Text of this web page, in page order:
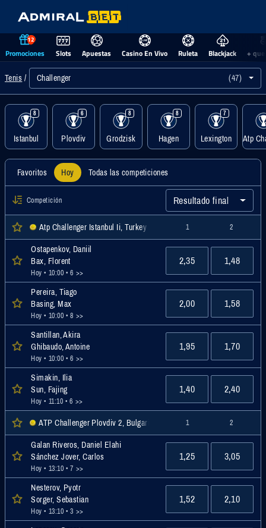
12
Promociones Slots Apuestas Casino En Vivo Ruleta Blackjack +
Tenis Challenger (47)
8
Istanbul
6
Plovdiv
8
Grodzisk
8
Hagen
7
Lexington
Favoritos Hoy Todas las competiciones
Competición Resultado final
Atp Challenger Istanbul Ii, Turkey Men Singles, Challenger
1 2
Ostapenkov, Daniil
Bax, Florent
Hoy • 10:00 • 6 >>
2,35 1,48
Pereira, Tiago
Basing, Max
Hoy • 10:00 • 8 >>
2,00 1,58
Santillan, Akira
Ghibaudo, Antoine
Hoy • 10:00 • 6 >>
1,95 1,70
Simakin, Ilia
Sun, Fajing
Hoy • 11:10 • 6 >>
1,40 2,40
ATP Challenger Plovdiv 2, Bulgaria Men Singles, Challenger
1 2
Galan Riveros, Daniel Elahi
Sánchez Jover, Carlos
Hoy • 13:10 • 7 >>
1,25 3,05
Nesterov, Pyotr
Sorger, Sebastian
Hoy • 13:10 • 3 >>
1,52 2,10